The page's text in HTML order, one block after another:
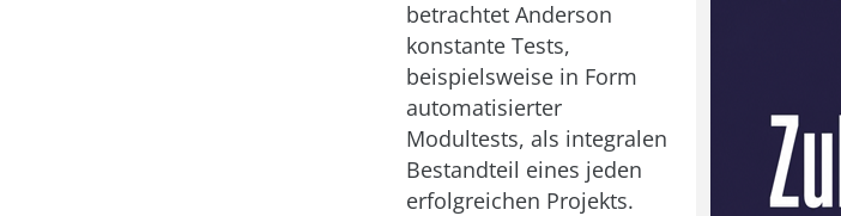
betrachtet Anderson
konstante Tests,
beispielsweise in Form
automatisierter
Modultests, als integralen
Bestandteil eines jeden
erfolgreichen Projekts.